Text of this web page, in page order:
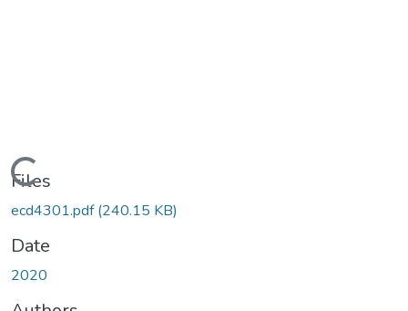
Loading...
Files
ecd4301.pdf(240.15 KB)
Date
2020